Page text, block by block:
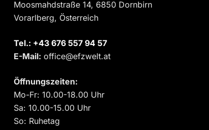
Moosmahdstraße 14, 6850 Dornbirn
Vorarlberg, Österreich
Tel.: ‎+43 676 557 94 57
E-Mail: office@efzwelt.at
Öffnungszeiten:
Mo-Fr: 10.00-18.00 Uhr
Sa: 10.00-15.00 Uhr
So: Ruhetag